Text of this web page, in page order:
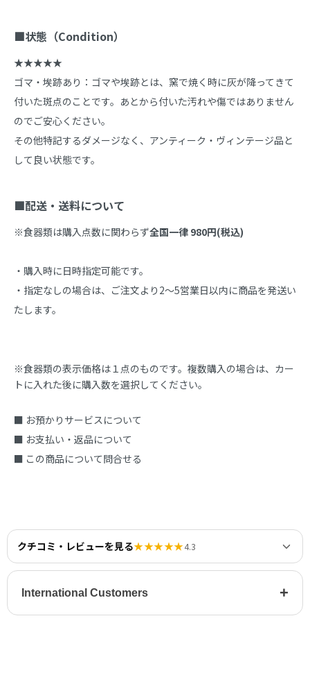
■状態（Condition）
★★★★★
ゴマ・埃跡あり：ゴマや埃跡とは、窯で焼く時に灰が降ってきて
付いた斑点のことです。あとから付いた汚れや傷ではありません
のでご安心ください。
その他特記するダメージなく、アンティーク・ヴィンテージ品と
して良い状態です。
■配送・送料について
※食器類は購入点数に関わらず全国一律 980円(税込)
・購入時に日時指定可能です。
・指定なしの場合は、ご注文より2～5営業日以内に商品を発送い
たします。
※食器類の表示価格は１点のものです。複数購入の場合は、カー
トに入れた後に購入数を選択してください。
■ お預かりサービスについて
■ お支払い・返品について
■ この商品について問合せる
クチコミ・レビューを見る★★★★★4.3
International Customers +